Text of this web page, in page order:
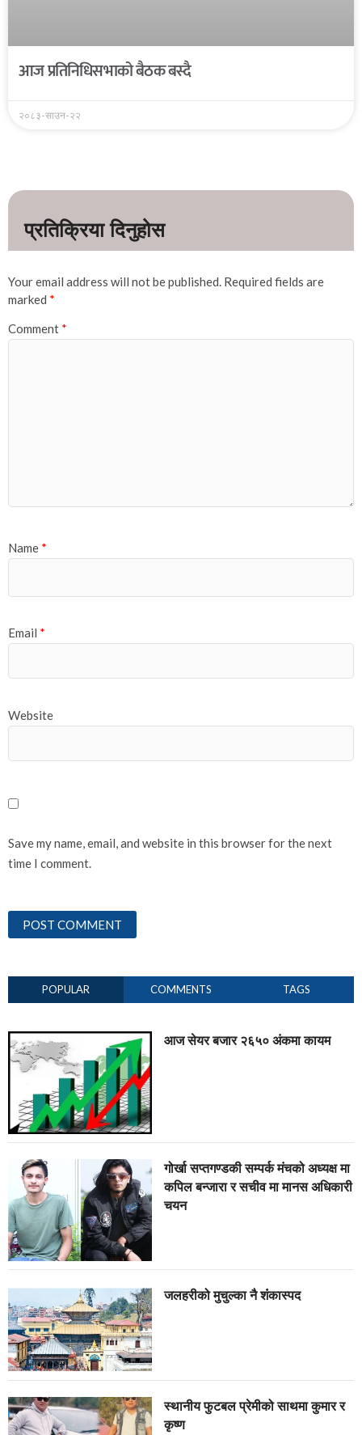
आज प्रतिनिधिसभाको बैठक बस्दै
२०८३-साउन-२२
Your email address will not be published. Required fields are
marked *
Comment *
Name *
Email *
Website
Save my name, email, and website in this browser for the next
time I comment.
POPULAR COMMENTS TAGS
आज सेयर बजार २६५० अंकमा कायम
गोर्खा सप्तगण्डकी सम्पर्क मंचको अध्यक्ष मा
कपिल बन्जारा र सचीव मा मानस अधिकारी
चयन
जलहरीको मुचुल्का नै शंंकास्पद
स्थानीय फुटबल प्रेमीको साथमा कुमार र
कृष्ण